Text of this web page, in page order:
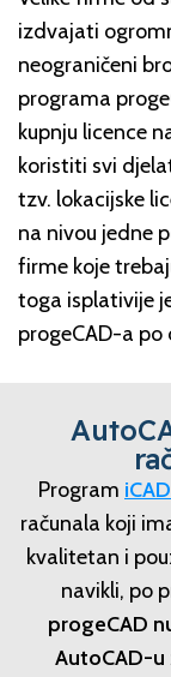
izdvajati
neograničeni
programa
kupnju licence
koristiti svi
tzv. lokacijske
na nivou jedne
firme koje
toga isplativije
progeCAD-a po
Program
računala koji
kvalitetan i
navikli, po
progeCAD
AutoCAD-u